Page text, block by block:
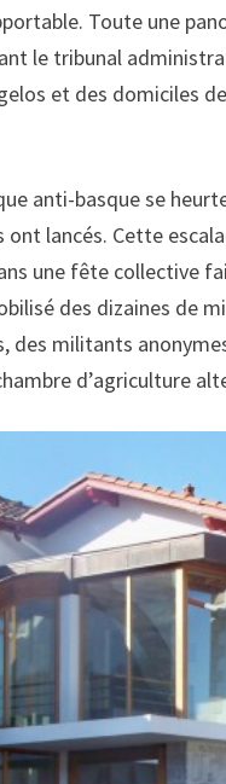
Toute une
le tribunal
et des domiciles
anti-basque se
lancés. Cette
une fête collective
des dizaines de
des militants
d’agriculture